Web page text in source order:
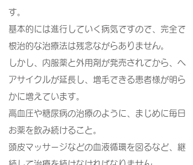
す。
基本的には進行していく病気ですので、完全で
根治的な治療法は残念ながらありません。
しかし、内服薬と外用剤が発売されてから、ヘ
アサイクルが延長し、増毛できる患者様が明ら
かに増えています。
高血圧や糖尿病の治療のように、まじめに毎日
お薬を飲み続けること。
頭皮マッサージなどの血液循環を図るなど、継